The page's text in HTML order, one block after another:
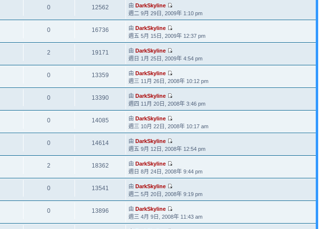
0 12562 由DarkSkyline
週二 9月 29日, 2009年 1:10 pm
0 16736 由DarkSkyline
週五 5月 15日, 2009年 12:37 pm
2 19171 由DarkSkyline
週日 1月 25日, 2009年 4:54 pm
0 13359 由DarkSkyline
週三 11月 26日, 2008年 10:12 pm
0 13390 由DarkSkyline
週四 11月 20日, 2008年 3:46 pm
0 14085 由DarkSkyline
週三 10月 22日, 2008年 10:17 am
0 14614 由DarkSkyline
週五 9月 12日, 2008年 12:54 pm
2 18362 由DarkSkyline
週日 8月 24日, 2008年 9:44 pm
0 13541 由DarkSkyline
週二 5月 20日, 2008年 9:19 pm
0 13896 由DarkSkyline
週三 4月 9日, 2008年 11:43 am